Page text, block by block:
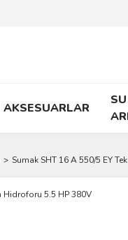
AKSESUARLAR
SU
Sumak SHT 16 A 550/5 EY